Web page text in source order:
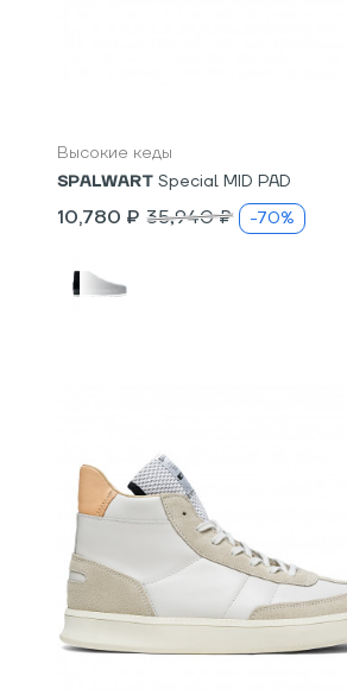
Высокие кеды
SPALWART Special MID PAD
10,780 ₽ 35,940 ₽ -70%